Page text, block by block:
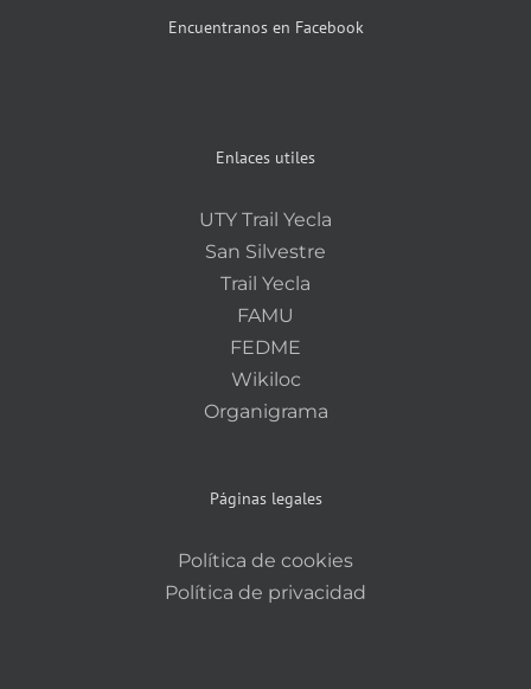
Encuentranos en Facebook
Enlaces utiles
UTY Trail Yecla
San Silvestre
Trail Yecla
FAMU
FEDME
Wikiloc
Organigrama
Páginas legales
Política de cookies
Política de privacidad